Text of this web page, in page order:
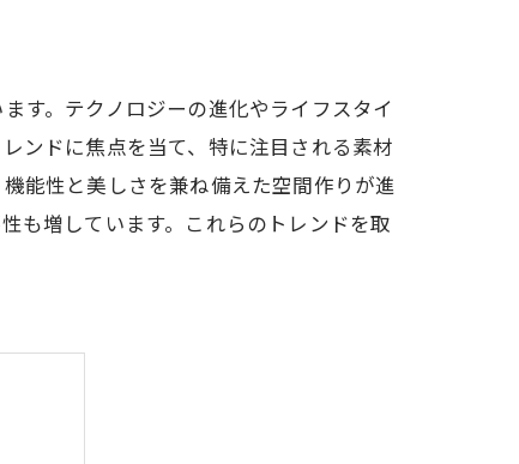
す。テクノロジーの進化やライフスタイ
ンドに焦点を当て、特に注目される素材
能性と美しさを兼ね備えた空間作りが進
も増しています。これらのトレンドを取